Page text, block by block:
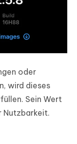
oder
wird dieses
Sein Wert